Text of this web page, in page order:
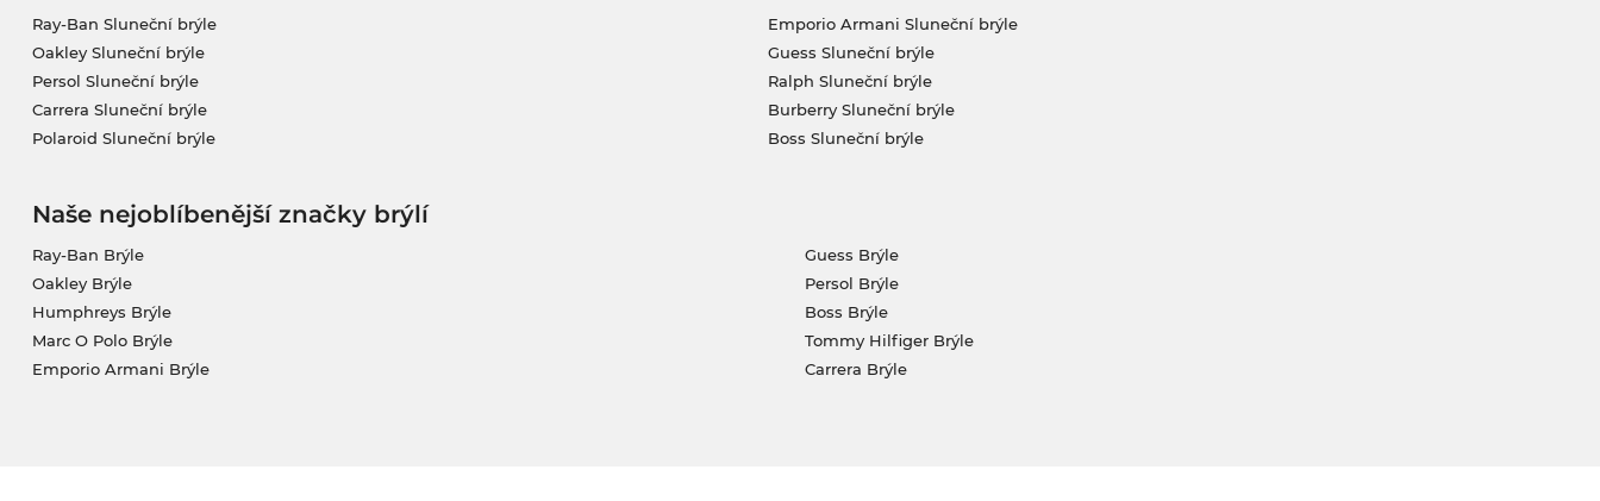
Ray-Ban Sluneční brýle
Oakley Sluneční brýle
Persol Sluneční brýle
Carrera Sluneční brýle
Polaroid Sluneční brýle
Emporio Armani Sluneční brýle
Guess Sluneční brýle
Ralph Sluneční brýle
Burberry Sluneční brýle
Boss Sluneční brýle
Naše nejoblíbenější značky brýlí
Ray-Ban Brýle
Oakley Brýle
Humphreys Brýle
Marc O Polo Brýle
Emporio Armani Brýle
Guess Brýle
Persol Brýle
Boss Brýle
Tommy Hilfiger Brýle
Carrera Brýle